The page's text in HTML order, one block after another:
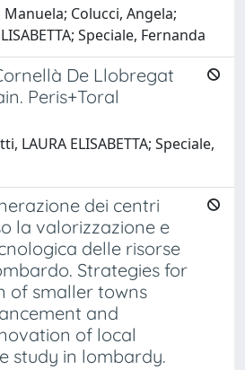
Colucci, Angela;
Speciale, Fernanda
De Llobregat
Peris+Toral
LAURA ELISABETTA; Speciale,
dei centri
la valorizzazione e
delle risorse
Strategies for
of smaller towns
and
of local
study in lombardy.